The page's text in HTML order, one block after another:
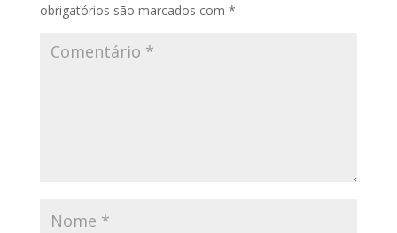
obrigatórios são marcados com *